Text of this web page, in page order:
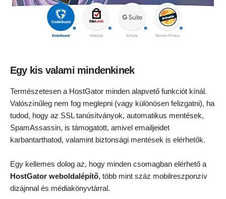
Egy kis valami mindenkinek
Természetesen a HostGator minden alapvető funkciót kínál.
Valószínűleg nem fog meglepni (vagy különösen felizgatni), ha
tudod, hogy az SSL tanúsítványok, automatikus mentések,
SpamAssassin, is támogatott, amivel emailjeidet
karbantarthatod, valamint biztonsági mentések is elérhetők.
Egy kellemes dolog az, hogy minden csomagban elérhető a
HostGator weboldalépítő, több mint száz mobilreszponzív
dizájnnal és médiakönyvtárral.